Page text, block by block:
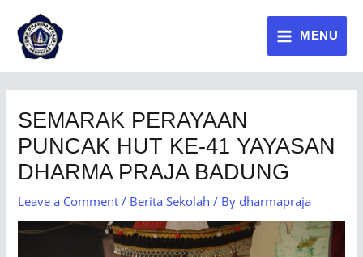
MENU
SEMARAK PERAYAAN
PUNCAK HUT KE-41 YAYASAN
DHARMA PRAJA BADUNG
Leave a Comment / Berita Sekolah / By dharmapraja